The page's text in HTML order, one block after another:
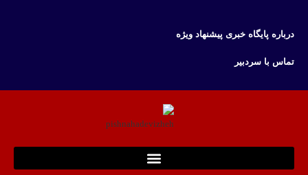
درباره پایگاه خبری پیشنهاد ویژه
تماس با سردبیر